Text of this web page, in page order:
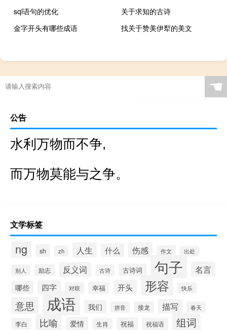
sql语句的优化
关于求知的古诗
金字开头有哪些成语
找关于赞美伊犁的美文
☚
公告
水利万物而不争,
而万物莫能与之争。
文学标签
ng sh zh 人生 什么 伤感 作文 出处
别人 励志 反义词 古诗 古诗词 句子 名言
哪些 四字 对联 幸福 开头 形容 快乐
意思 成语 我们 拼音 接龙 描写 春天
李白 比喻 爱情 生肖 祝福 祝福语 组词